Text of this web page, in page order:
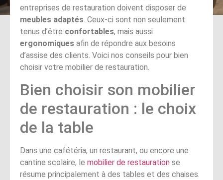
entreprises de restauration doivent disposer de
meubles adaptés. Ceux-ci sont non seulement
tenus d’être confortables, mais aussi
ergonomiques afin de répondre aux besoins
d’assise des clients. Voici nos conseils pour bien
choisir votre mobilier de restauration.
Bien choisir son mobilier
de restauration : le choix
de la table
Dans une cafétéria, un restaurant, ou encore une
cantine scolaire, le mobilier de restauration se
résume principalement à des tables et des chaises.